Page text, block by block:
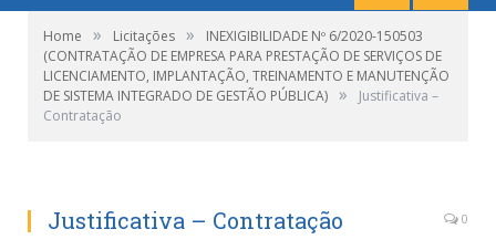
Home » Licitações »
INEXIGIBILIDADE Nº 6/2020-150503
(CONTRATAÇÃO DE EMPRESA PARA PRESTAÇÃO DE SERVIÇOS DE
LICENCIAMENTO, IMPLANTAÇÃO, TREINAMENTO E MANUTENÇÃO
DE SISTEMA INTEGRADO DE GESTÃO PÚBLICA) »
Justificativa –
Contratação
Justificativa – Contratação 0